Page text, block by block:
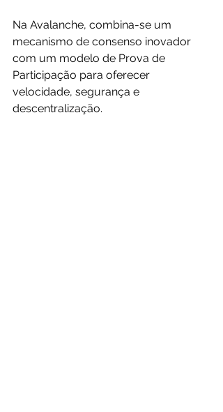
Na Avalanche, combina-se um
mecanismo de consenso inovador
com um modelo de Prova de
Participação para oferecer
velocidade, segurança e
descentralização.